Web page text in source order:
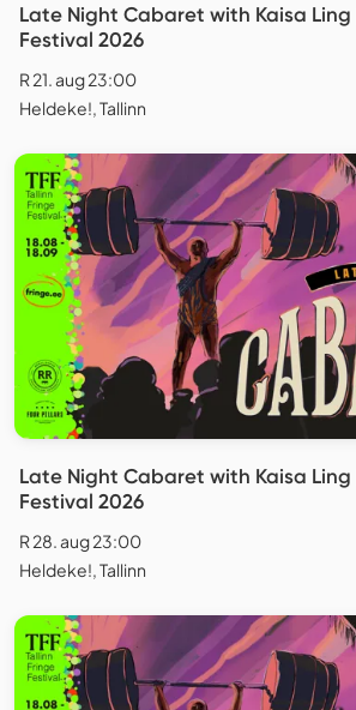
Late Night Cabaret with Kaisa Ling
Festival 2026
R 21. aug 23:00
Heldeke!, Tallinn
Late Night Cabaret with Kaisa Ling
Festival 2026
R 28. aug 23:00
Heldeke!, Tallinn